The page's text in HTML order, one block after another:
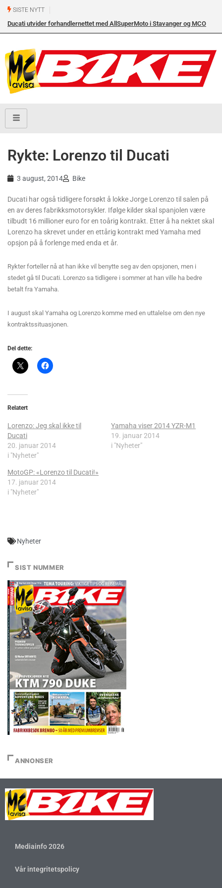
SISTE NYTT
Ducati utvider forhandlernettet med AllSuperMoto i Stavanger og MCO
Rykte: Lorenzo til Ducati
3 august, 2014 Bike
Ducati har også tidligere forsøkt å lokke Jorge Lorenzo til salen på
en av deres fabrikksmotorsykler. Ifølge kilder skal spanjolen være
tilbudt 16 millioner euro for en toårig kontrakt. Etter å ha nektet skal
Lorenzo ha skrevet under en ettårig kontrakt med Yamaha med
opsjon på å forlenge med enda et år.
Rykter forteller nå at han ikke vil benytte seg av den opsjonen, men i
stedet gå til Ducati. Lorenzo sa tidligere i sommer at han ville ha bedre
betalt fra Yamaha.
I august skal Yamaha og Lorenzo komme med en uttalelse om den nye
kontraktssituasjonen.
Del dette:
Relatert
Lorenzo: Jeg skal ikke til
Ducati
20. januar 2014
i "Nyheter"
Yamaha viser 2014 YZR-M1
19. januar 2014
i "Nyheter"
MotoGP: «Lorenzo til Ducati!»
17. januar 2014
i "Nyheter"
Nyheter
SIST NUMMER
ANNONSER
Mediainfo 2026
Vår integritetspolicy